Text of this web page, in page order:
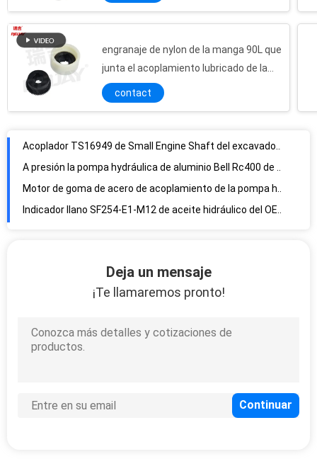
engranaje de nylon de la manga 90L que
junta el acoplamiento lubricado de la
bomba del motor
contact
Acoplador TS16949 de Small Engine Shaft del excavador de la torsión
Motor de goma de acero de acoplamiento de la pompa hydráulica del eje de la torsión para bombear el acoplador ISO9001
Indicador llano SF254-E1-M12 de aceite hidráulico del OEM REIJAY
Excavador de acero Rubber Coupling Centaflex 30H para las turbinas de viento
Pequeño acoplamiento de eje cero del motor del contragolpe 50h para los sistemas de impulsión rotatorios del taladro
Resistencia a la corrosión centrífuga de Bellhousing de la pompa hydráulica RC 300
Deja un mensaje
¡Te llamaremos pronto!